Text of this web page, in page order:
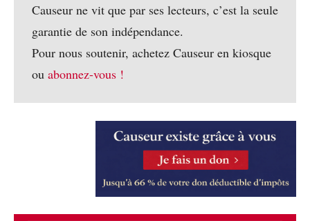
Causeur ne vit que par ses lecteurs, c’est la seule
garantie de son indépendance.
Pour nous soutenir, achetez Causeur en kiosque
ou abonnez-vous !